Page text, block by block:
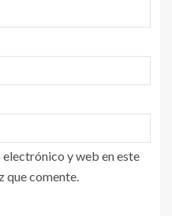
y web en este
que comente.